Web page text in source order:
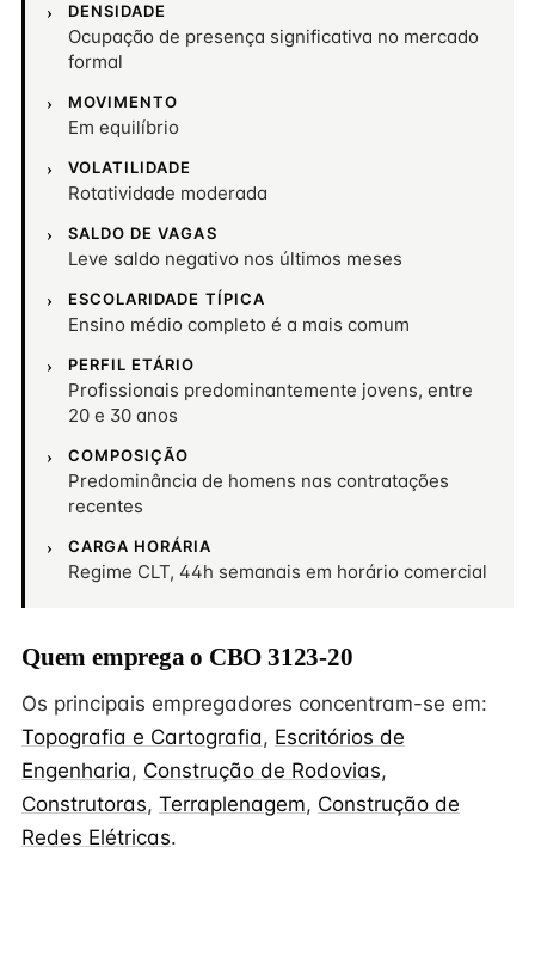
DENSIDADE
Ocupação de presença significativa no mercado
formal
MOVIMENTO
Em equilíbrio
VOLATILIDADE
Rotatividade moderada
SALDO DE VAGAS
Leve saldo negativo nos últimos meses
ESCOLARIDADE TÍPICA
Ensino médio completo é a mais comum
PERFIL ETÁRIO
Profissionais predominantemente jovens, entre
20 e 30 anos
COMPOSIÇÃO
Predominância de homens nas contratações
recentes
CARGA HORÁRIA
Regime CLT, 44h semanais em horário comercial
Quem emprega o CBO 3123-20
Os principais empregadores concentram-se em:
Topografia e Cartografia, Escritórios de
Engenharia, Construção de Rodovias,
Construtoras, Terraplenagem, Construção de
Redes Elétricas.